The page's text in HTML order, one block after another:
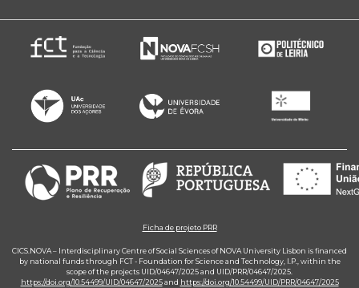
Ficha de projeto PRR
CICS.NOVA – Interdisciplinary Centre of Social Sciences of NOVA University Lisbon is financed
by national funds through FCT - Foundation for Science and Technology, I.P., within the
scope of the projects UID/04647/2025 and UID/PRR/04647/2025.
https://doi.org/10.54499/UID/04647/2025and https://doi.org/10.54499/UID/PRR/04647/2025